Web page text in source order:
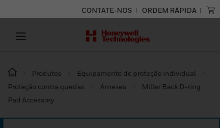
CONTATE-NOS ORDEM RÁPIDA
Produtos
Equipamento de proteção individual
Proteção contra quedas
Arneses
Miller Back D-ring
Pad Accessory